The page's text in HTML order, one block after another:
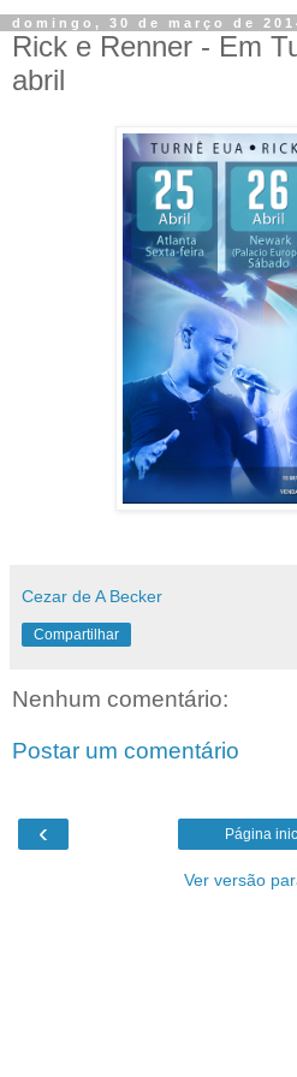
domingo, 30 de março de
Rick e Renner - Em
abril
Cezar de A Becker
Compartilhar
Nenhum comentário:
Postar um comentário
‹ Página
Ver versão